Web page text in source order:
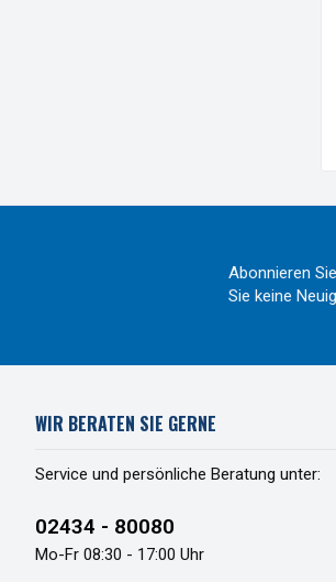
Abonnieren
Sie keine
WIR BERATEN SIE GERNE
Service und persönliche Beratung unter:
02434 - 80080
Mo-Fr 08:30 - 17:00 Uhr